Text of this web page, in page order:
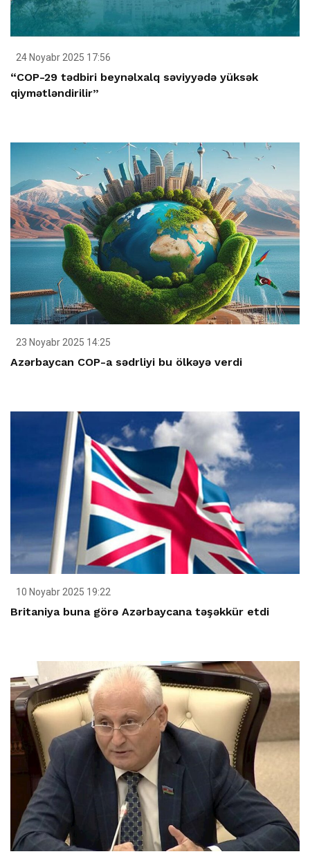
24 Noyabr 2025 17:56
“COP-29 tədbiri beynəlxalq səviyyədə yüksək
qiymətləndirilir”
23 Noyabr 2025 14:25
Azərbaycan COP-a sədrliyi bu ölkəyə verdi
10 Noyabr 2025 19:22
Britaniya buna görə Azərbaycana təşəkkür etdi